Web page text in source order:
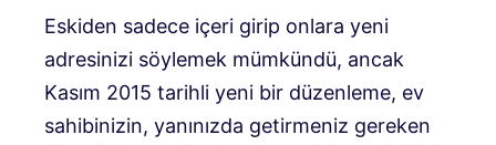
Eskiden sadece içeri girip onlara yeni
adresinizi söylemek mümkündü, ancak
Kasım 2015 tarihli yeni bir düzenleme, ev
sahibinizin, yanınızda getirmeniz gereken